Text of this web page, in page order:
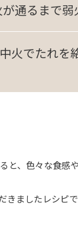
通るまで弱
火でたれを
、色々な食感
ましたレシピで